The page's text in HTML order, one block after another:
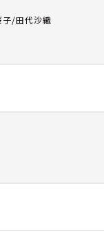
/田代沙織